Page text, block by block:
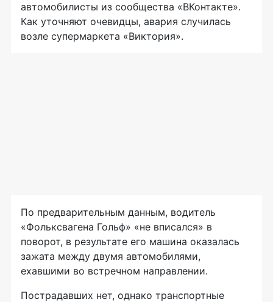
автомобилисты из сообщества «ВКонтакте».
Как уточняют очевидцы, авария случилась
возле супермаркета «Виктория».
По предварительным данным, водитель
«Фольксвагена Гольф» «не вписался» в
поворот, в результате его машина оказалась
зажата между двумя автомобилями,
ехавшими во встречном направлении.
Пострадавших нет, однако транспортные